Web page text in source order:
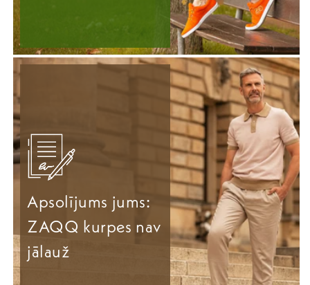
Apsolījums jums:
ZAQQ kurpes nav
jālauž